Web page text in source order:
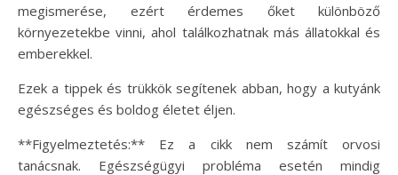
megismerése, ezért érdemes őket különböző
környezetekbe vinni, ahol találkozhatnak más állatokkal és
emberekkel.
Ezek a tippek és trükkök segítenek abban, hogy a kutyánk
egészséges és boldog életet éljen.
**Figyelmeztetés:** Ez a cikk nem számít orvosi
tanácsnak. Egészségügyi probléma esetén mindig